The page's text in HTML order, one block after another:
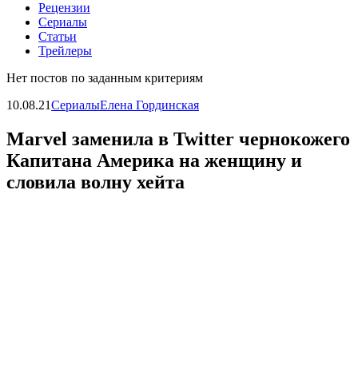
Рецензии
Сериалы
Статьи
Трейлеры
Нет постов по заданным критериям
10.08.21СериалыЕлена Гординская
Marvel заменила в Twitter чернокожего
Капитана Америка на женщину и
словила волну хейта